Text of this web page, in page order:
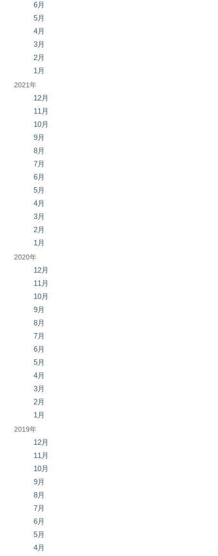
6月
5月
4月
3月
2月
1月
2021年
12月
11月
10月
9月
8月
7月
6月
5月
4月
3月
2月
1月
2020年
12月
11月
10月
9月
8月
7月
6月
5月
4月
3月
2月
1月
2019年
12月
11月
10月
9月
8月
7月
6月
5月
4月